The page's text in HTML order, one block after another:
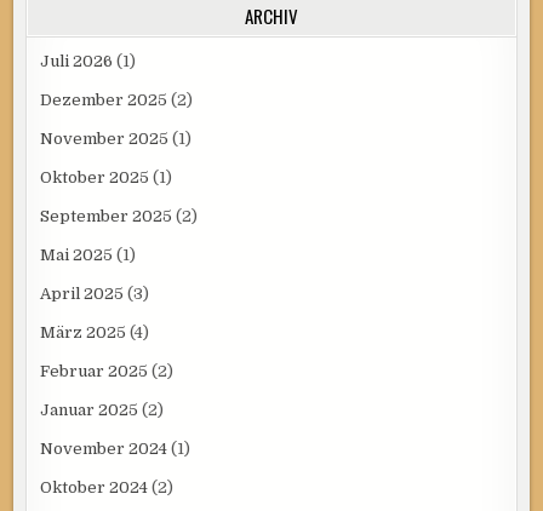
ARCHIV
Juli 2026 (1)
Dezember 2025 (2)
November 2025 (1)
Oktober 2025 (1)
September 2025 (2)
Mai 2025 (1)
April 2025 (3)
März 2025 (4)
Februar 2025 (2)
Januar 2025 (2)
November 2024 (1)
Oktober 2024 (2)